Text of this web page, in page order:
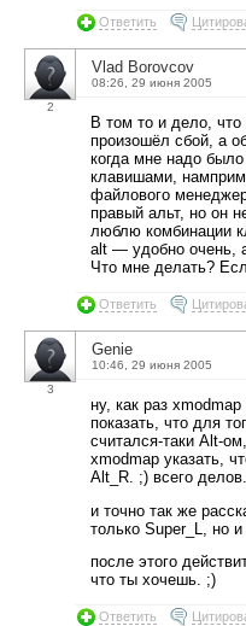
Ответить
2
Vlad Borovcov
08:26, 29 июня 2005
В том то и дело, что
произошёл сбой, а
когда мне надо
клавишами,
файлового
правый альт, но он
люблю комбинации
alt — удобно очень, а
Что мне делать?
Ответить
3
Genie
10:46, 29 июня 2005
ну, как раз
показать, что для
считался-таки Alt-
xmodmap указать,
Alt_R. ;) всего делов.
и точно так же
только Super_L, но
после этого
что ты хочешь. ;)
Ответить